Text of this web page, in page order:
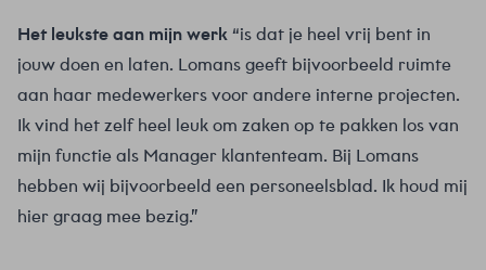
Het leukste aan mijn werk “is dat je heel vrij bent in
jouw doen en laten. Lomans geeft bijvoorbeeld ruimte
aan haar medewerkers voor andere interne projecten.
Ik vind het zelf heel leuk om zaken op te pakken los van
mijn functie als Manager klantenteam. Bij Lomans
hebben wij bijvoorbeeld een personeelsblad. Ik houd mij
hier graag mee bezig.”